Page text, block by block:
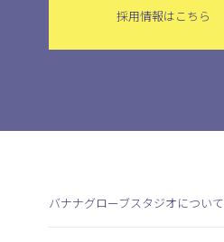
採用情報はこちら
バナナグローブスタジオについて